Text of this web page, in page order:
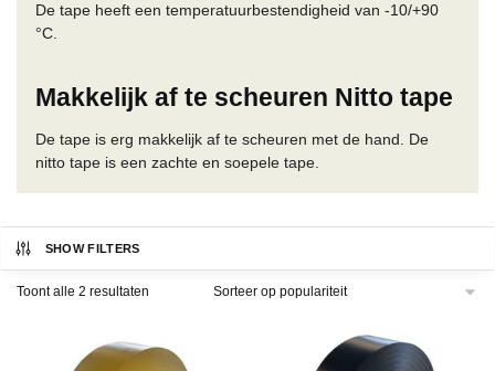
De tape heeft een temperatuurbestendigheid van -10/+90
°C.
Makkelijk af te scheuren Nitto tape
De tape is erg makkelijk af te scheuren met de hand. De
nitto tape is een zachte en soepele tape.
SHOW FILTERS
Toont alle 2 resultaten Gesorteerd